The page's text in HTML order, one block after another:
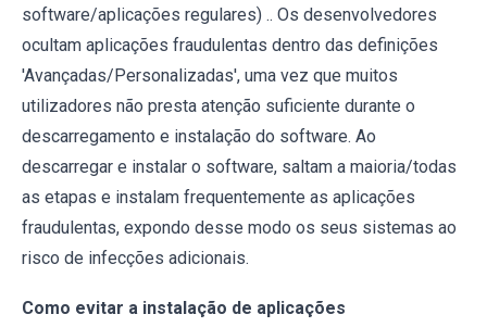
software/aplicações regulares) .. Os desenvolvedores
ocultam aplicações fraudulentas dentro das definições
'Avançadas/Personalizadas', uma vez que muitos
utilizadores não presta atenção suficiente durante o
descarregamento e instalação do software. Ao
descarregar e instalar o software, saltam a maioria/todas
as etapas e instalam frequentemente as aplicações
fraudulentas, expondo desse modo os seus sistemas ao
risco de infecções adicionais.
Como evitar a instalação de aplicações